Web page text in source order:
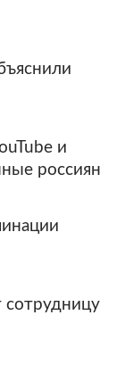
структуры
и СМИи
россиян
сотрудницу